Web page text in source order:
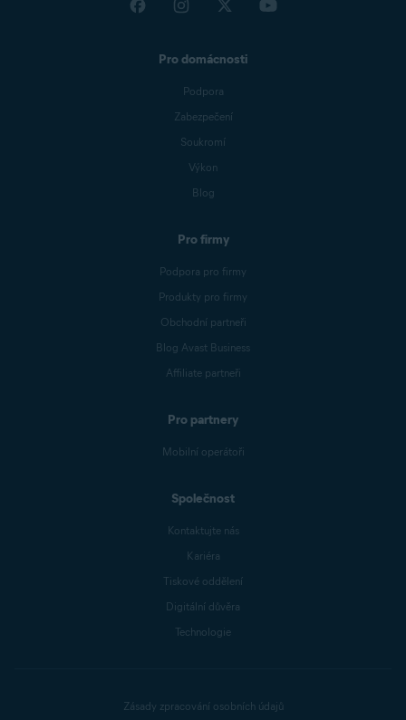
Pro domácnosti
Podpora
Zabezpečení
Soukromí
Výkon
Blog
Pro firmy
Podpora pro firmy
Produkty pro firmy
Obchodní partneři
Blog Avast Business
Affiliate partneři
Pro partnery
Mobilní operátoři
Společnost
Kontaktujte nás
Kariéra
Tiskové oddělení
Digitální důvěra
Technologie
Zásady zpracování osobních údajů